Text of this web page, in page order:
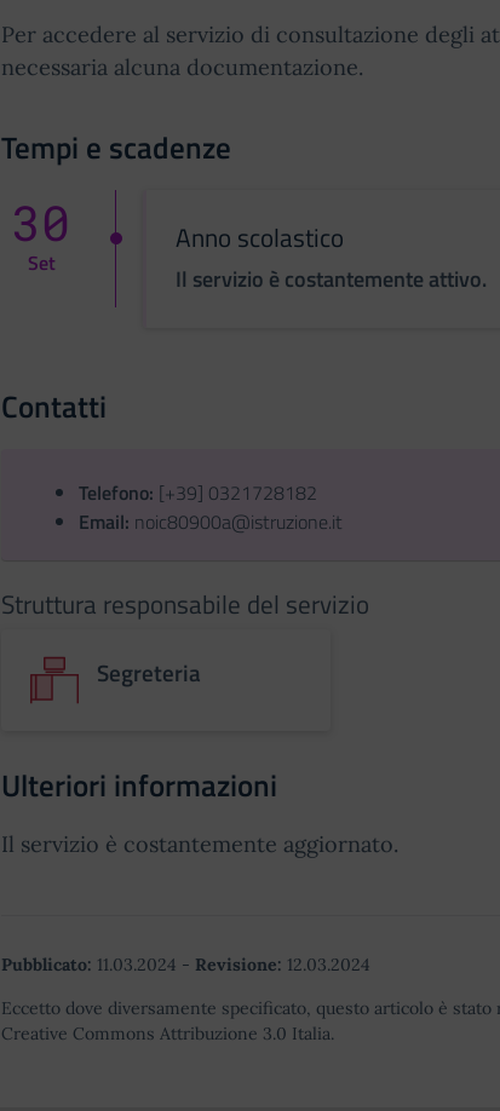
Per accedere al servizio di consultazione degli
necessaria alcuna documentazione.
Tempi e scadenze
Anno scolastico
Il servizio è costantemente attivo.
30
Set
Contatti
Telefono: [+39] 0321728182
Email: noic80900a@istruzione.it
Struttura responsabile del servizio
Segreteria
Ulteriori informazioni
Il servizio è costantemente aggiornato.
Pubblicato: 11.03.2024 - Revisione: 12.03.2024
Eccetto dove diversamente specificato, questo articolo è stato
Creative Commons Attribuzione 3.0 Italia.